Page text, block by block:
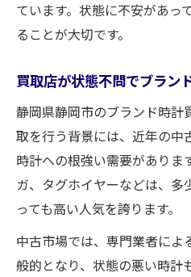
ています。状態に不安があっ
ることが大切です。
買取店が状態不問でブラン
静岡県静岡市のブランド時計
取を行う背景には、近年の中
時計への根強い需要がありま
ガ、タグホイヤーなどは、多
っても高い人気を誇ります。
中古市場では、専門業者に
般的となり、状態の悪い時計